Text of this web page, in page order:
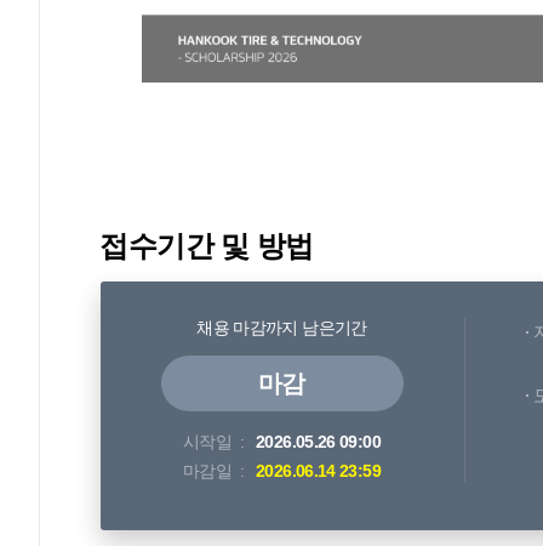
접수기간 및 방법
채용 마감까지 남은기간
마감
시작일
2026.05.26 09:00
마감일
2026.06.14 23:59